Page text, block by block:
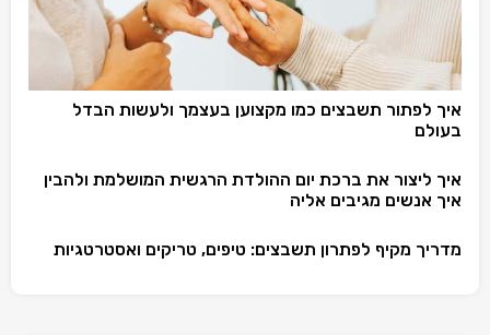
איך לפתור תשבצים כמו מקצוען בעצמך ולעשות הבדל
בעולם
איך ליצור את ברכת יום ההולדת הרגשית המושלמת ולהבין
איך אנשים מגיבים אליה
מדריך מקיף לפתרון תשבצים: טיפים, טריקים ואסטרטגיות